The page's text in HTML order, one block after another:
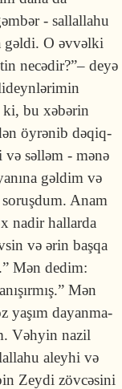
- sallallahu
gəldi. O əvvəlki
necədir?”– deyə
bu xəbərin
öyrənib dəqiq­
səlləm - mənə
gəl­dim və
soruşdum. Anam
nadir hal­­larda
və ərin başqa
Mən dedim:
Mən
yaşım dayan­ma­
Vəhyin nazil
aleyhi və
Zeydi zövcəsini